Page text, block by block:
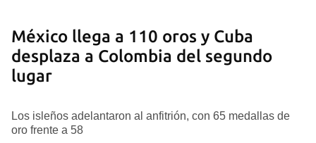
México llega a 110 oros y Cuba
desplaza a Colombia del segundo
lugar
Los isleños adelantaron al anfitrión, con 65 medallas de
oro frente a 58